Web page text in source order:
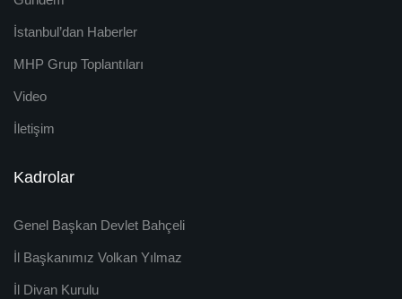
İstanbul’dan Haberler
MHP Grup Toplantıları
Video
İletişim
Kadrolar
Genel Başkan Devlet Bahçeli
İl Başkanımız Volkan Yılmaz
İl Divan Kurulu